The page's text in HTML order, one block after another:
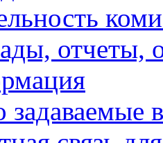
отчеты,
задаваемые